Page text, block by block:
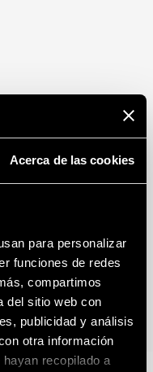
Acerca de las cookies
para personalizar
funciones de redes
compartimos
del sitio web con
publicidad y análisis
otra información
recopilado a